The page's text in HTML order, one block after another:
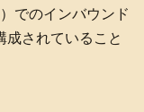
でのインバウンド
成されていること